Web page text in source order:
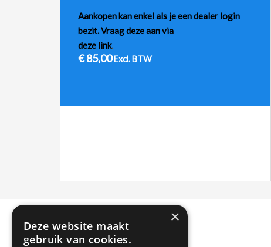
Aankopen kan enkel als je een dealer login
bezit. Vraag deze aan via
deze link.
€85,00 Excl. BTW
×
Deze website maakt
gebruik van cookies.